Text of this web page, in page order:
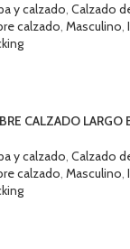
y calzado, Calzado
calzado, Masculino,
CALZADO LARGO
y calzado, Calzado
calzado, Masculino,